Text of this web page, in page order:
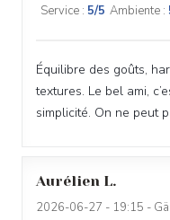
Service : 5/5 Ambiente :
Équilibre des goûts,
textures. Le bel ami,
simplicité. On ne peut
Aurélien L
2026-06-27 - 19:15 -